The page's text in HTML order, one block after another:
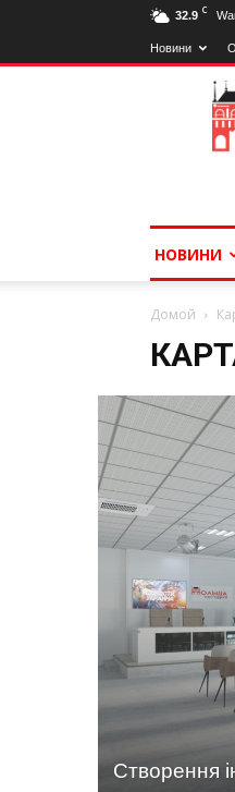
32.9 C
Новини
НОВИНИ
Домой
Створення